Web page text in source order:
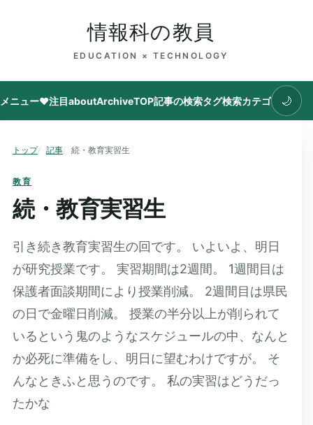
情報科の教員
EDUCATION × TECHNOLOGY
メニュー♥注目aboutArchiveTOP記事の検索タグ検索カテゴリ 🌙
トップ 記事 続・教育実習生
教育
続・教育実習生
引き続き教育実習生の回です。 いよいよ、明日
が研究授業です。 実習期間は2週間。 1週間目は
保護者面談期間により授業削減。 2週間目は県民
の日で金曜日削減。 授業の半分以上が削られて
いるという鬼のようなスケジュールの中、なんと
か必死に準備をし、明日に望むわけですが。 そ
んなときふと思うのです。 私の実習はどうだっ
たかな